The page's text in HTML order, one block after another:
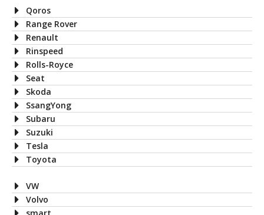
Qoros
Range Rover
Renault
Rinspeed
Rolls-Royce
Seat
Skoda
SsangYong
Subaru
Suzuki
Tesla
Toyota
VW
Volvo
smart